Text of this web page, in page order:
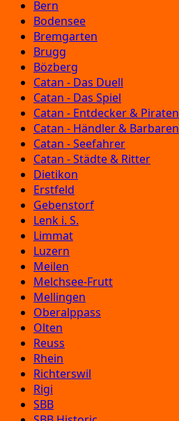
Bern
Bodensee
Bremgarten
Brugg
Bözberg
Catan - Das Duell
Catan - Das Spiel
Catan - Entdecker & Piraten
Catan - Händler & Barbaren
Catan - Seefahrer
Catan - Städte & Ritter
Dietikon
Erstfeld
Gebenstorf
Lenk i. S.
Limmat
Luzern
Meilen
Melchsee-Frutt
Mellingen
Oberalppass
Olten
Reuss
Rhein
Richterswil
Rigi
SBB